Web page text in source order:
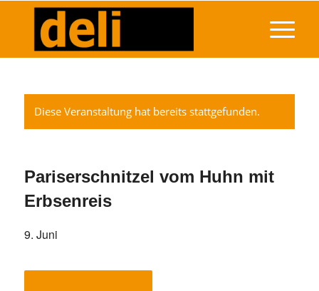
Diese Veranstaltung hat bereits stattgefunden.
Pariserschnitzel vom Huhn mit
Erbsenreis
9. Juni